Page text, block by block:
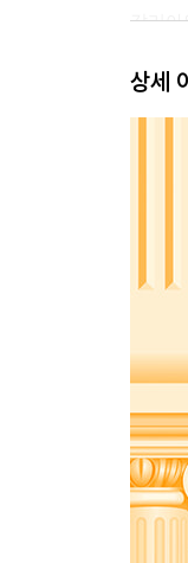
갈리아
알레시
명화로
상세